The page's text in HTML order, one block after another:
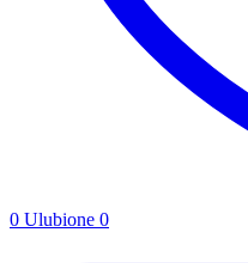
0 Ulubione 0